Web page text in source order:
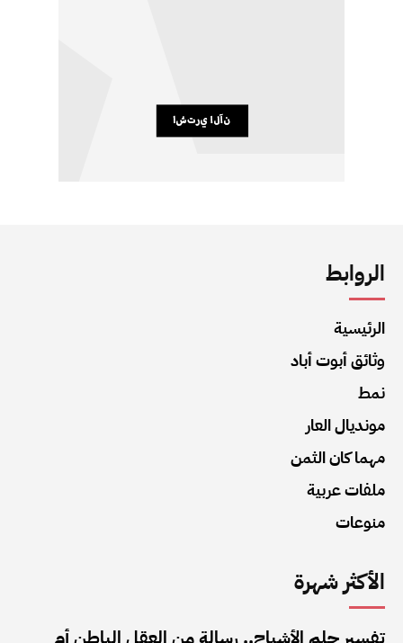
الروابط
الرئيسية
وثائق أبوت أباد
نمط
مونديال العار
مهما كان الثمن
ملفات عربية
منوعات
الأكثر شهرة